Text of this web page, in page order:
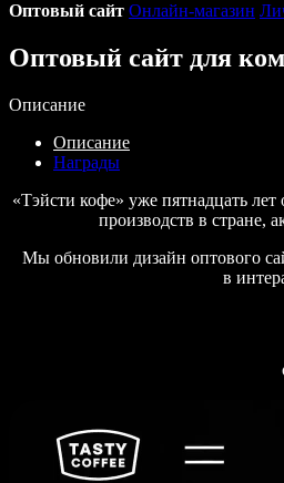
Оптовый сайт Онлайн-магазин
Оптовый сайт для
Описание
Описание
Награды
«Тэйсти кофе» уже пятнадцать
производств в стране,
Мы обновили дизайн оптового
в